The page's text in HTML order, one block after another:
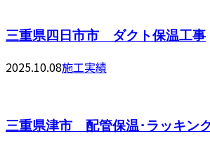
三重県四日市市 ダクト保温工事
2025.10.08施工実績
三重県津市 配管保温･ラッキン